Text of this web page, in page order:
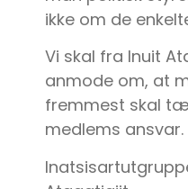
ikke om de
Vi skal fra Inuit
anmode om, at
fremmest skal
medlems ansvar.